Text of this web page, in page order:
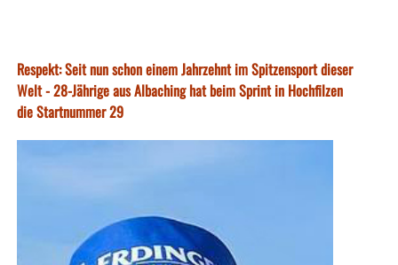
Respekt: Seit nun schon einem Jahrzehnt im Spitzensport dieser
Welt - 28-Jährige aus Albaching hat beim Sprint in Hochfilzen
die Startnummer 29